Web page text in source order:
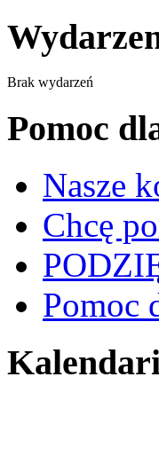
Brak wydarzeń
Pomoc
Nasze
Chcę
Pomoc